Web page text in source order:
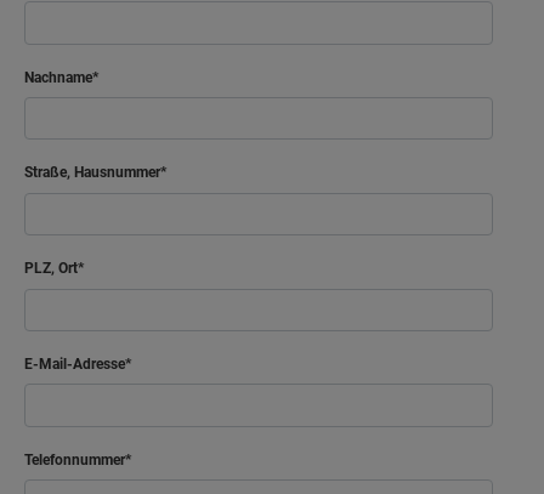
Nachname
Straße, Hausnummer
PLZ, Ort
E-Mail-Adresse
Telefonnummer